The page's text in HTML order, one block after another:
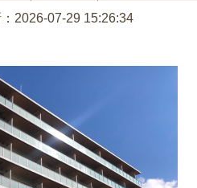
2026-07-29 15:26:34